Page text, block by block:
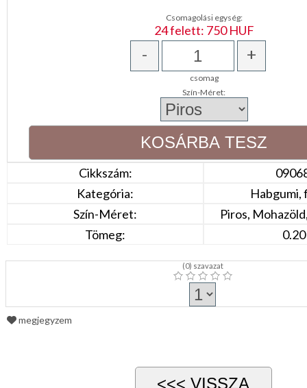
VALENTIN
Környezettudatos
Csomagolási egység:
24 felett: 750 HUF
- +
csomag
Szín-Méret:
Cikkszám:
Kategória:
Habgumi,
Szín-Méret:
Piros,
Tömeg:
(0) szavazat
megjegyzem